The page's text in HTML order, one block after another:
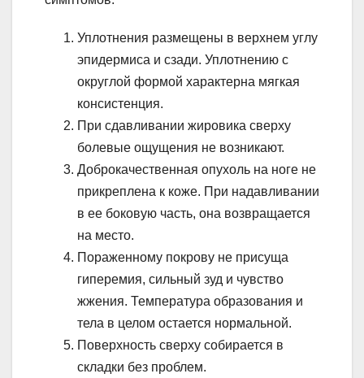
Уплотнения размещены в верхнем углу
эпидермиса и сзади. Уплотнению с
округлой формой характерна мягкая
консистенция.
При сдавливании жировика сверху
болевые ощущения не возникают.
Доброкачественная опухоль на ноге не
прикреплена к коже. При надавливании
в ее боковую часть, она возвращается
на место.
Пораженному покрову не присуща
гиперемия, сильный зуд и чувство
жжения. Температура образования и
тела в целом остается нормальной.
Поверхность сверху собирается в
складки без проблем.